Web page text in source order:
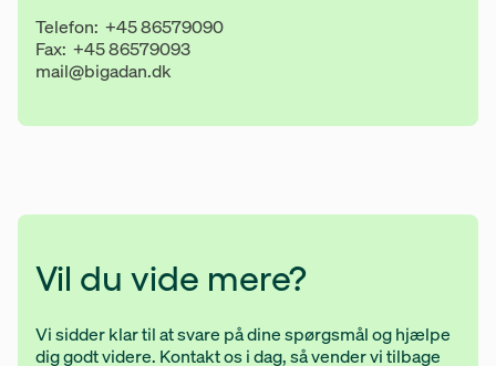
Kontaktinfo
Telefon: +45 86579090
Fax: +45 86579093
E-mail:
mail@bigadan.dk
Vil du vide mere?
Vi sidder klar til at svare på dine spørgsmål og hjælpe
dig godt videre. Kontakt os i dag, så vender vi tilbage